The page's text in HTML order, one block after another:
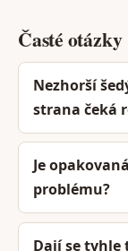
Časté otázky
Nezhorší
strana čeká
Je
problému?
Dají se tyhle